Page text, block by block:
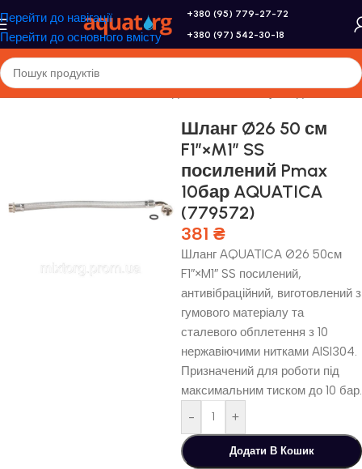
Перейти до навігації
Перейти до основного вмісту
+380 (95) 779-27-72
+380 (97) 542-30-18
/Насоси та насосне обладнання/Комплектуючі для насосів
Шланг Ø26 50 см
F1″×M1″ SS
посилений Pmax
10бар AQUATICA
(779572)
381 ₴
Шланг AQUATICA Ø26 50см
F1″×M1″ SS посилений,
антивібраційний, виготовлений з
гумового матеріалу та
сталевого обплетення з 10
нержавіючими нитками AISI304.
Призначений для роботи під
максимальним тиском до 10 бар.
-
+
Додати В Кошик